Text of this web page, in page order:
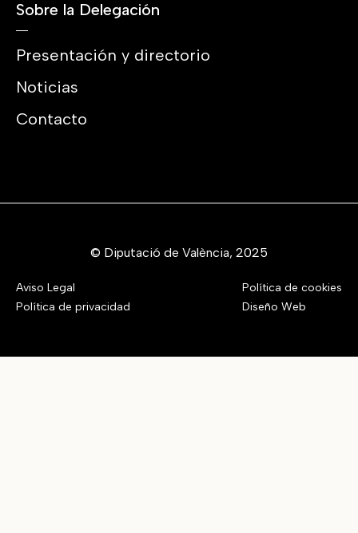
Sobre la Delegación
Presentación y directorio
Noticias
Contacto
Aviso Legal
Política de privacidad
© Diputació de València, 2025
Política de cookies
Diseño Web